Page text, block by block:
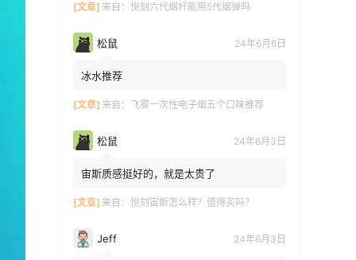
[文章] 来自： 悦刻六代烟杆能用5代烟弹吗
松鼠 24年6月6日
冰水推荐
[文章] 来自： 飞雾一次性电子烟五个口味推荐
松鼠 24年6月3日
宙斯质感挺好的，就是太贵了
[文章] 来自： 悦刻宙斯怎么样？值得买吗？
Jeff 24年6月3日